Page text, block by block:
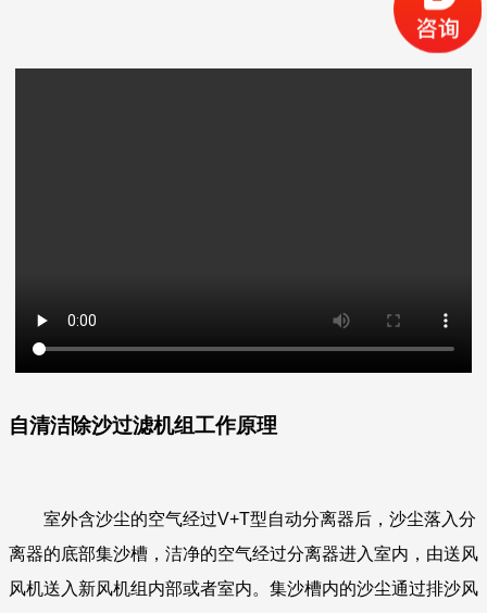
自清洁除沙过滤机组工作原理
室外含沙尘的空气经过V+T型自动分离器后，沙尘落入分
离器的底部集沙槽，洁净的空气经过分离器进入室内，由送风
风机送入新风机组内部或者室内。集沙槽内的沙尘通过排沙风